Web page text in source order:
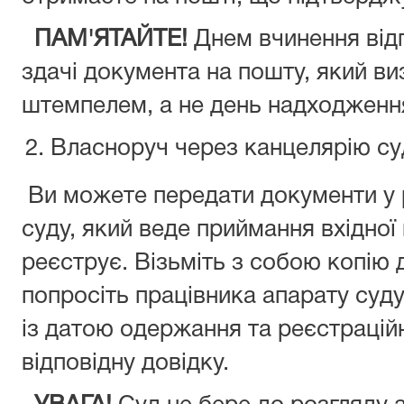
ПАМ'ЯТАЙТЕ! Днем вчинення
здачі документа на пошту, який
штемпелем, а не день
Власноруч через канцелярію
Ви можете передати документи у
суду, який веде приймання вхідної
реєструє. Візьміть з собою копію
попросіть працівника апарату
із датою одержання та
відповідну довідку.